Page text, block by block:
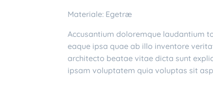
Materiale: Egetræ
Accusantium doloremque laudantium
eaque ipsa quae ab illo inventore
architecto beatae vitae dicta sunt
ipsam voluptatem quia voluptas sit